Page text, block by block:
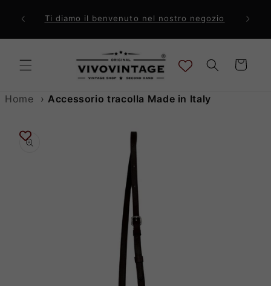
direttamente
ai contenuti
a 99€ Ti diamo il benvenuto nel nostro negozio
Carrello
Home › Accessorio tracolla Made in Italy
informazioni
sul prodotto